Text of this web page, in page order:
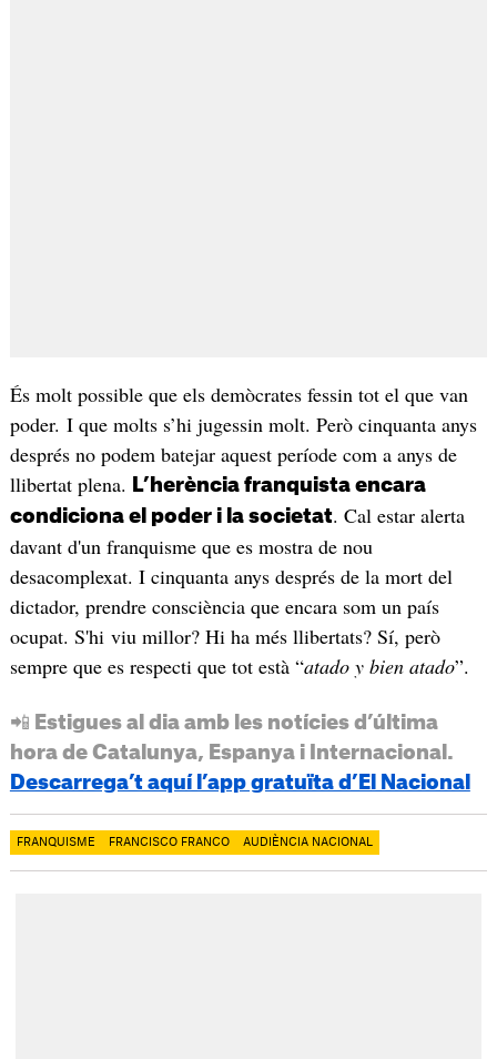
És molt possible que els demòcrates fessin tot el que van
poder. I que molts s’hi jugessin molt. Però cinquanta anys
després no podem batejar aquest període com a anys de
llibertat plena.
L’herència franquista encara
condiciona el poder i la societat. Cal estar alerta
davant d'un franquisme que es mostra de nou
desacomplexat. I cinquanta anys després de la mort del
dictador, prendre consciència que encara som un país
ocupat. S'hi viu millor? Hi ha més llibertats? Sí, però
sempre que es respecti que tot està “atado y bien atado”.
📲 Estigues al dia amb les notícies d’última
hora de Catalunya, Espanya i Internacional.
Descarrega’t aquí l’app gratuïta d’El Nacional
FRANQUISME FRANCISCO FRANCO AUDIÈNCIA NACIONAL